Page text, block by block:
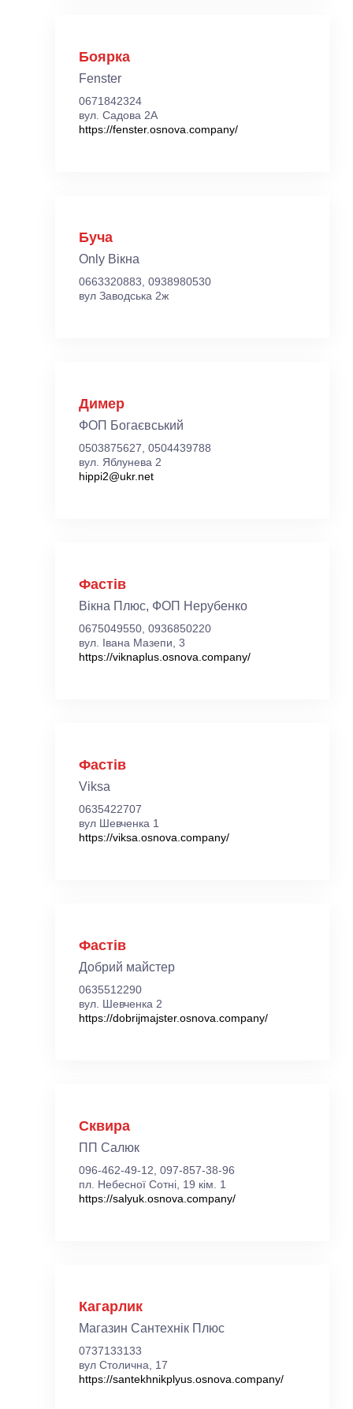
Боярка
Fenster
0671842324
вул. Садова 2А
https://fenster.osnova.company/
Буча
Only Вікна
0663320883, 0938980530
вул Заводська 2ж
Димер
ФОП Богаєвський
0503875627, 0504439788
вул. Яблунева 2
hippi2@ukr.net
Фастів
Вікна Плюс, ФОП Нерубенко
0675049550, 0936850220
вул. Івана Мазепи, 3
https://viknaplus.osnova.company/
Фастів
Viksa
0635422707
вул Шевченка 1
https://viksa.osnova.company/
Фастів
Добрий майстер
0635512290
вул. Шевченка 2
https://dobrijmajster.osnova.company/
Сквира
ПП Салюк
096-462-49-12, 097-857-38-96
пл. Небесної Сотні, 19 кім. 1
https://salyuk.osnova.company/
Кагарлик
Магазин Сантехнік Плюс
0737133133
вул Столична, 17
https://santekhnikplyus.osnova.company/